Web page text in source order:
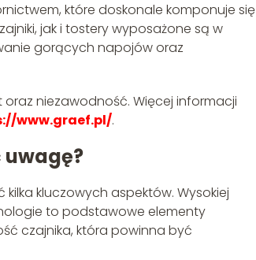
które doskonale komponuje się
jak i tostery wyposażone są w
gorących napojów oraz
niezawodność. Więcej informacji
www.graef.pl/.
uwagę?
kluczowych aspektów. Wysokiej
to podstawowe elementy
czajnika, która powinna być